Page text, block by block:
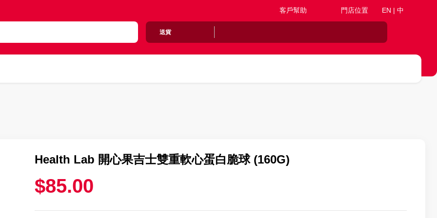
客戶幫助 門店位置 EN | 中
送貨
Health Lab 開心果吉士雙重軟心蛋白脆球 (160G)
$85.00